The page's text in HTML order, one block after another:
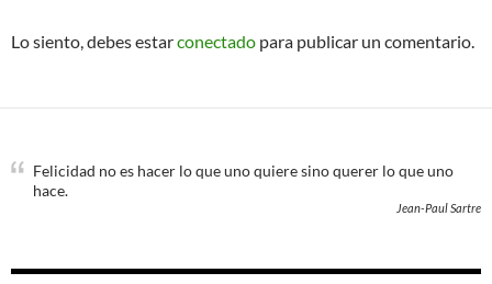
Lo siento, debes estarconectado para publicar un comentario.
Felicidad no es hacer lo que uno quiere sino querer lo que uno
hace.
Jean-Paul Sartre